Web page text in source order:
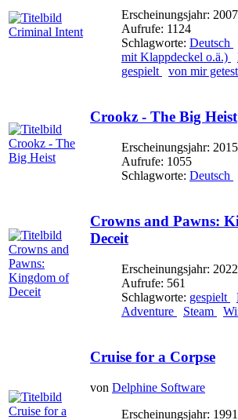
Erscheinungsjahr: 2007
Aufrufe: 1124
Schlagworte: Deutsch
mit Klappdeckel o.ä.)
gespielt
von mir
Crookz - The Big Heist
Erscheinungsjahr: 2015
Aufrufe: 1055
Schlagworte: Deutsch
Crowns and Pawns:
Deceit
Erscheinungsjahr: 2022
Aufrufe: 561
Schlagworte: gespielt
Adventure
Steam
Cruise for a Corpse
von Delphine Software
Erscheinungsjahr: 1991